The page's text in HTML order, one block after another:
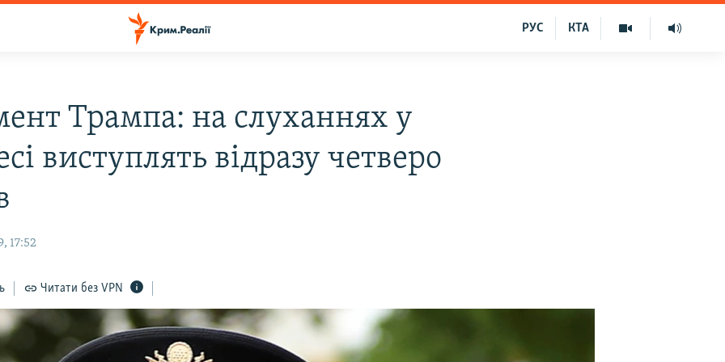
КТА
РУС
Трампа: на слуханнях у
виступлять відразу четверо
17:52
Читати без VPN